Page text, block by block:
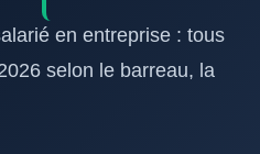
en entreprise : tous
selon le barreau, la